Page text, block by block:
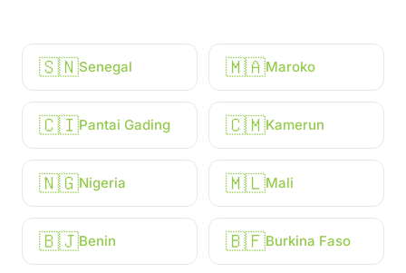
🇸🇳Senegal 🇲🇦Maroko
🇨🇮Pantai Gading 🇨🇲Kamerun
🇳🇬Nigeria 🇲🇱Mali
🇧🇯Benin 🇧🇫Burkina Faso